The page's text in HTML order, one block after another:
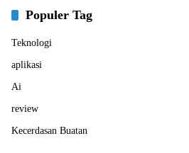
Populer Tag
Teknologi
aplikasi
Ai
review
Kecerdasan Buatan